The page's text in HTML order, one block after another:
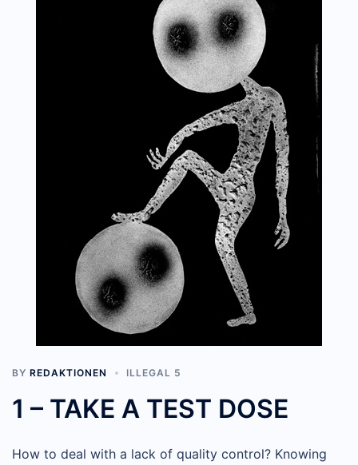
BY REDAKTIONEN ILLEGAL 5
1 – TAKE A TEST DOSE
How to deal with a lack of quality control? Knowing